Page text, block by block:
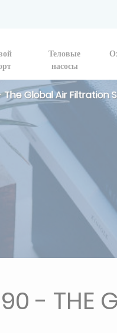
Теловые
насосы
The Global Air Filtration
- THE